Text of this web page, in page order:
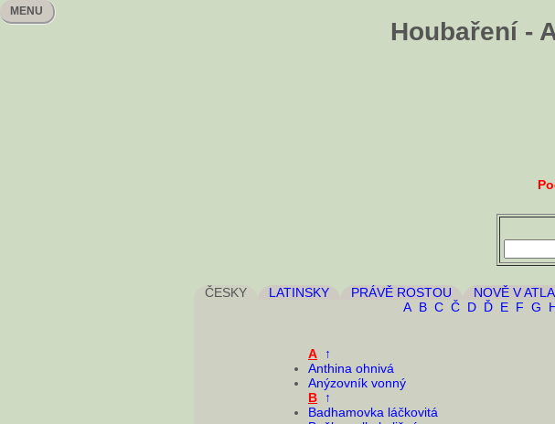
Houbaření -
MENU
ČESKY LATINSKY PRÁVĚ ROSTOU NOVĚ V
A B C Č D Ď E F G
A
↑
Anthina ohnivá
Anýzovník vonný
B
↑
Badhamovka láčkovitá